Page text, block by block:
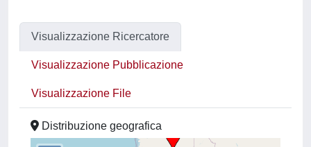
Visualizzazione Ricercatore
Visualizzazione Pubblicazione
Visualizzazione File
Distribuzione geografica